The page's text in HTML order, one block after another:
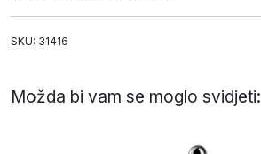
SKU: 31416
Možda bi vam se moglo svidjeti: